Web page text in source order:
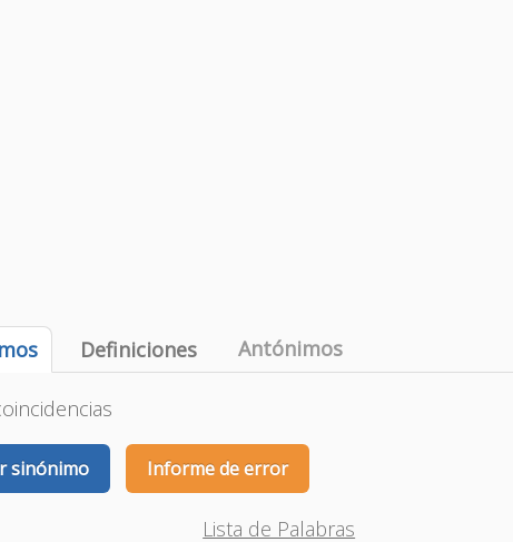
Definiciones Antónimos
sinónimo Informe de error
Lista de Palabras